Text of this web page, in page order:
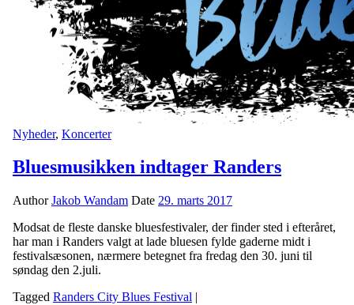
Nyheder, Koncerter
Bluesmusikken indtager Randers
AuthorJakob Wandam Date 29. marts 2017
Modsat de fleste danske bluesfestivaler, der finder sted i efteråret,
har man i Randers valgt at lade bluesen fylde gaderne midt i
festivalsæsonen, nærmere betegnet fra fredag den 30. juni til
søndag den 2.juli.
Tagged Randers City Blues Festival |